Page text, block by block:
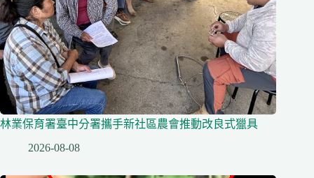
林業保育署臺中分署攜手新社區農會推動改良式獵具
2026-08-08